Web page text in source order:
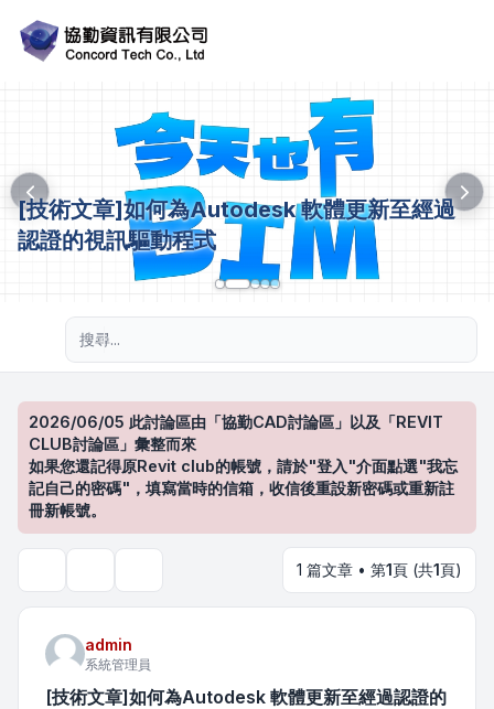
[技術文章]如何為Autodesk 軟體更新至經過
認證的視訊驅動程式
2026/06/05 此討論區由「協勤CAD討論區」以及「REVIT
CLUB討論區」彙整而來
如果您還記得原Revit club的帳號，請於"登入"介面點選"我忘
記自己的密碼"，填寫當時的信箱，收信後重設新密碼或重新註
冊新帳號。
1 篇文章 • 第1頁 (共1頁)
admin
系統管理員
[技術文章]如何為Autodesk 軟體更新至經過認證的